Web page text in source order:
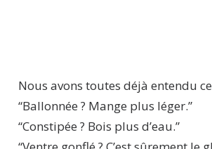
Nous avons toutes déjà entendu
“Ballonnée ? Mange plus léger.”
“Constipée ? Bois plus d’eau.”